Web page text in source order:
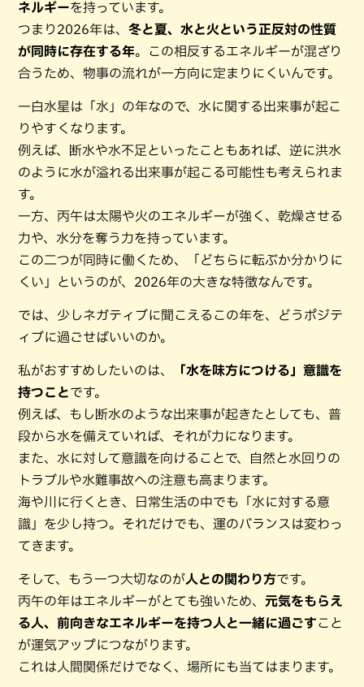
ネルギーを持っています。
つまり2026年は、 冬と夏、水と火という正反対の性質
が同時に存在する年。この相反するエネルギーが混ざり
合うため、物事の流れが一方向に定まりにくいんです。
一白水星は「水」の年なので、水に関する出来事が起こ
りやすくなります。
例えば、断水や水不足といったこともあれば、逆に洪水
のように水が溢れる出来事が起こる可能性も考えられま
す。
一方、丙午は太陽や火のエネルギーが強く、乾燥させる
力や、水分を奪う力を持っています。
この二つが同時に働くため、「どちらに転ぶか分かりに
くい」というのが、2026年の大きな特徴なんです。
では、少しネガティブに聞こえるこの年を、どうポジテ
ィブに過ごせばいいのか。
私がおすすめしたいのは、
「水を味方につける」意識を
持つことです。
例えば、もし断水のような出来事が起きたとしても、普
段から水を備えていれば、それが力になります。
また、水に対して意識を向けることで、自然と水回りの
トラブルや水難事故への注意も高まります。
海や川に行くとき、日常生活の中でも「水に対する意
識」を少し持つ。それだけでも、運のバランスは変わっ
てきます。
そして、もう一つ大切なのが人との関わり方です。
丙午の年はエネルギーがとても強いため、 元気をもらえ
る人、前向きなエネルギーを持つ人と一緒に過ごすこと
が運気アップにつながります。
これは人間関係だけでなく、場所にも当てはまります。